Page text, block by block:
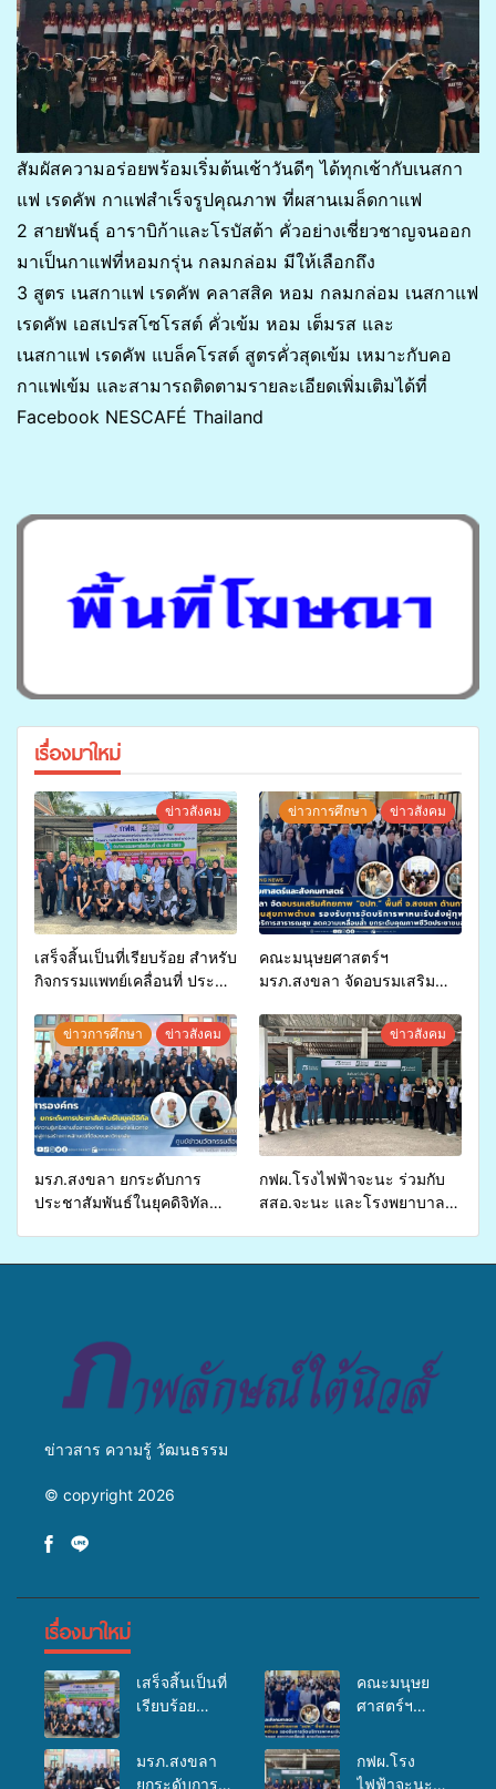
สัมผัสความอร่อยพร้อมเริ่มต้นเช้าวันดีๆ ได้ทุกเช้ากับเนสกา
แฟ เรดคัพ กาแฟสำเร็จรูปคุณภาพ ที่ผสานเมล็ดกาแฟ
2 สายพันธุ์ อาราบิก้าและโรบัสต้า คั่วอย่างเชี่ยวชาญจนออก
มาเป็นกาแฟที่หอมกรุ่น กลมกล่อม มีให้เลือกถึง
3 สูตร เนสกาแฟ เรดคัพ คลาสสิค หอม กลมกล่อม เนสกาแฟ
เรดคัพ เอสเปรสโซโรสต์ คั่วเข้ม หอม เต็มรส และ
เนสกาแฟ เรดคัพ แบล็คโรสต์ สูตรคั่วสุดเข้ม เหมาะกับคอ
กาแฟเข้ม และสามารถติดตามรายละเอียดเพิ่มเติมได้ที่
Facebook NESCAFÉ Thailand
เรื่องมาใหม่
ข่าวสังคม
เสร็จสิ้นเป็นที่เรียบร้อย สำหรับ
กิจกรรมแพทย์เคลื่อนที่ ประจำ
สุขภาพแก่ประชาชนในพื้นที่
อำเภอจะนะ
ข่าวการศึกษา ข่าวสังคม
คณะมนุษยศาสตร์ฯ
มรภ.สงขลา จัดอบรมเสริม
จ่ายงบกองทุนสุขภาพตำบล
รองรับการจัดบริการพาหนะรับ
ส่งผู้ทุพพลภาพเพื่อเข้ารับ
บริการสาธารณสุข ลดความ
เหลื่อมล้ำ ยกระดับคุณภาพ
ชีวิตประชาชนอย่างยั่งยืน
ข่าวการศึกษา ข่าวสังคม
มรภ.สงขลา ยกระดับการ
ประชาสัมพันธ์ในยุคดิจิทัล
ข่าวสังคม
กฟผ.โรงไฟฟ้าจะนะ ร่วมกับ
สสอ.จะนะ และโรงพยาบาล
ข่าวสาร ความรู้ วัฒนธรรม
© copyright 2026
เรื่องมาใหม่
เสร็จสิ้นเป็นที่
เรียบร้อย
เคลื่อนที่
คณะมนุษย
ศาสตร์ฯ
จัดอบรมเสริม
ศักยภาพ
มรภ.สงขลา
ยกระดับการ
กฟผ.โรง
ไฟฟ้าจะนะ